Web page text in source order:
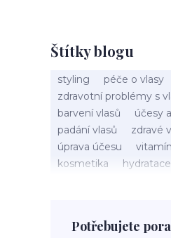
Štítky blogu
styling
péče o vlasy
zdravotní problémy s
barvení vlasů
účesy
padání vlasů
zdravé
úprava účesu
kosmetika
hydratace
Jan Pešan
složení
Potřebujete